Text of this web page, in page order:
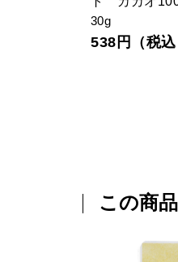
30g
538円（税込
この商